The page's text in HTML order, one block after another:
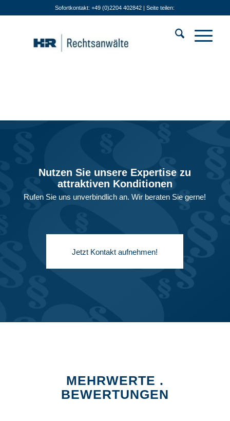
Sofortkontakt: +49 (0)2204 402842 | Seite teilen:
Nutzen Sie unsere Expertise zu
attraktiven Konditionen
Rufen Sie uns unverbindlich an. Wir beraten Sie gerne!
Jetzt Kontakt aufnehmen!
MEHRWERTE .
BEWERTUNGEN